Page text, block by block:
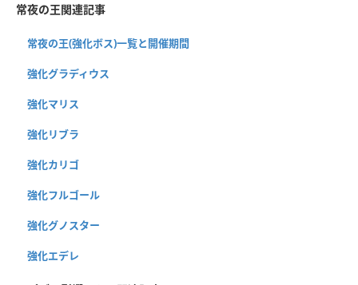
常夜の王関連記事
常夜の王(強化ボス)一覧と開催期間
強化グラディウス
強化マリス
強化リブラ
強化カリゴ
強化フルゴール
強化グノスター
強化エデレ